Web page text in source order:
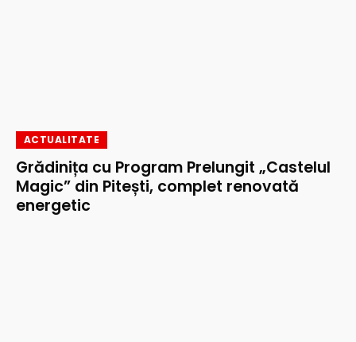
ACTUALITATE
Grădinița cu Program Prelungit „Castelul
Magic” din Pitești, complet renovată
energetic